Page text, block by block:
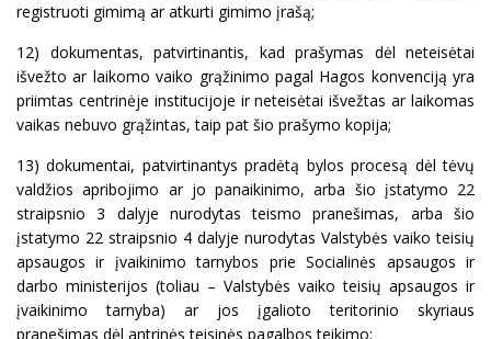
registruoti gimimą ar atkurti gimimo įrašą;
12) dokumentas, patvirtinantis, kad prašymas dėl neteisėtai
išvežto ar laikomo vaiko grąžinimo pagal Hagos konvenciją yra
priimtas centrinėje institucijoje ir neteisėtai išvežtas ar laikomas
vaikas nebuvo grąžintas, taip pat šio prašymo kopija;
13) dokumentai, patvirtinantys pradėtą bylos procesą dėl tėvų
valdžios apribojimo ar jo panaikinimo, arba šio įstatymo 22
straipsnio 3 dalyje nurodytas teismo pranešimas, arba šio
įstatymo 22 straipsnio 4 dalyje nurodytas Valstybės vaiko teisių
apsaugos ir įvaikinimo tarnybos prie Socialinės apsaugos ir
darbo ministerijos (toliau – Valstybės vaiko teisių apsaugos ir
įvaikinimo tarnyba) ar jos įgalioto teritorinio skyriaus
pranešimas dėl antrinės teisinės pagalbos teikimo;